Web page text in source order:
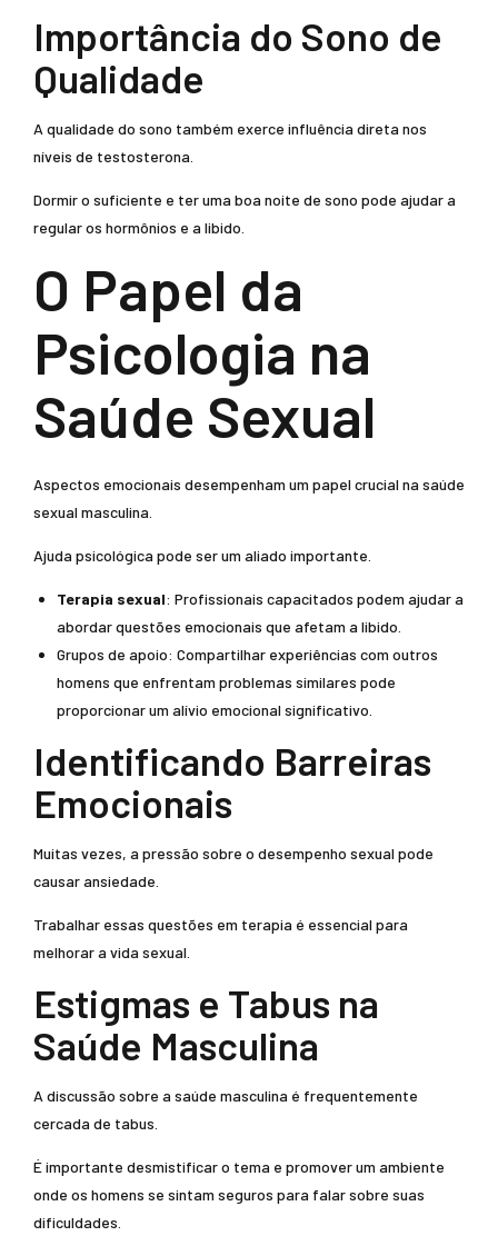
Importância do Sono de
Qualidade
A qualidade do sono também exerce influência direta nos
níveis de testosterona.
Dormir o suficiente e ter uma boa noite de sono pode ajudar a
regular os hormônios e a libido.
O Papel da
Psicologia na
Saúde Sexual
Aspectos emocionais desempenham um papel crucial na saúde
sexual masculina.
Ajuda psicológica pode ser um aliado importante.
Terapia sexual: Profissionais capacitados podem ajudar a
abordar questões emocionais que afetam a libido.
Grupos de apoio: Compartilhar experiências com outros
homens que enfrentam problemas similares pode
proporcionar um alívio emocional significativo.
Identificando Barreiras
Emocionais
Muitas vezes, a pressão sobre o desempenho sexual pode
causar ansiedade.
Trabalhar essas questões em terapia é essencial para
melhorar a vida sexual.
Estigmas e Tabus na
Saúde Masculina
A discussão sobre a saúde masculina é frequentemente
cercada de tabus.
É importante desmistificar o tema e promover um ambiente
onde os homens se sintam seguros para falar sobre suas
dificuldades.